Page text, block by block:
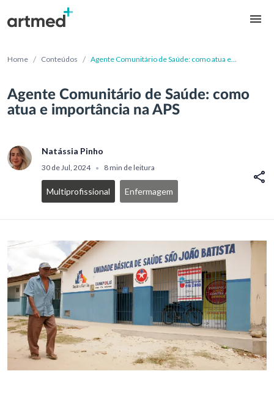
Home / Conteúdos / Agente Comunitário de Saúde: como atua e
Agente Comunitário de Saúde: como
atua e importância na APS
Natássia Pinho
30 de Jul, 2024 • 8 min de leitura
Multiprofissional Enfermagem